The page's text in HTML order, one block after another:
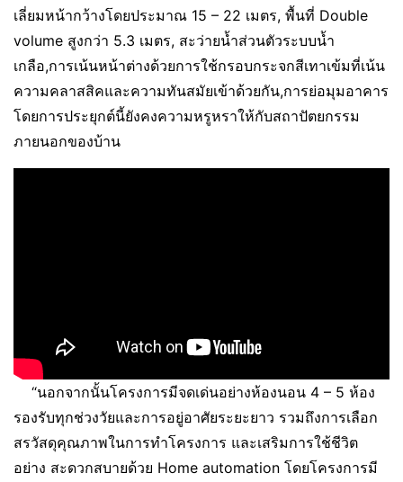
เลี่ยมหน้ากว้างโดยประมาณ 15 – 22 เมตร, พื้นที่ Double
volume สูงกว่า 5.3 เมตร, สะว่ายน้ำส่วนตัวระบบน้ำ
เกลือ,การเน้นหน้าต่างด้วยการใช้กรอบกระจกสีเทาเข้มที่เน้น
ความคลาสสิคและความทันสมัยเข้าด้วยกัน,การย่อมุมอาคาร
โดยการประยุกต์นี้ยังคงความหรูหราให้กับสถาปัตยกรรม
ภายนอกของบ้าน
“นอกจากนั้นโครงการมีจดเด่นอย่างห้องนอน 4 – 5 ห้อง
รองรับทุกช่วงวัยและการอยู่อาศัยระยะยาว รวมถึงการเลือก
สรวัสดุคุณภาพในการทำโครงการ และเสริมการใช้ชีวิต
อย่าง สะดวกสบายด้วย Home automation โดยโครงการมี